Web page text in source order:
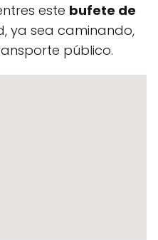
este bufete de
ya sea caminando,
público.